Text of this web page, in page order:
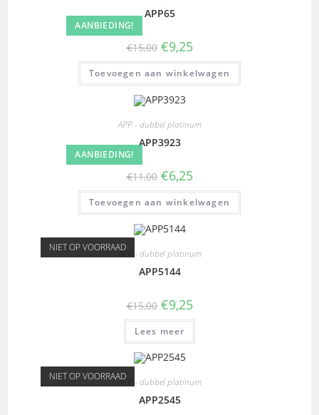
AANBIEDING!
APP65
€15,00 €9,25
Toevoegen aan winkelwagen
AANBIEDING!
APP - dubbel platinum
APP3923
€11,00 €6,25
Toevoegen aan winkelwagen
NIET OP VOORRAADAPP - dubbel platinum
APP5144
€15,00 €9,25
Lees meer
NIET OP VOORRAADAPP - dubbel platinum
APP2545